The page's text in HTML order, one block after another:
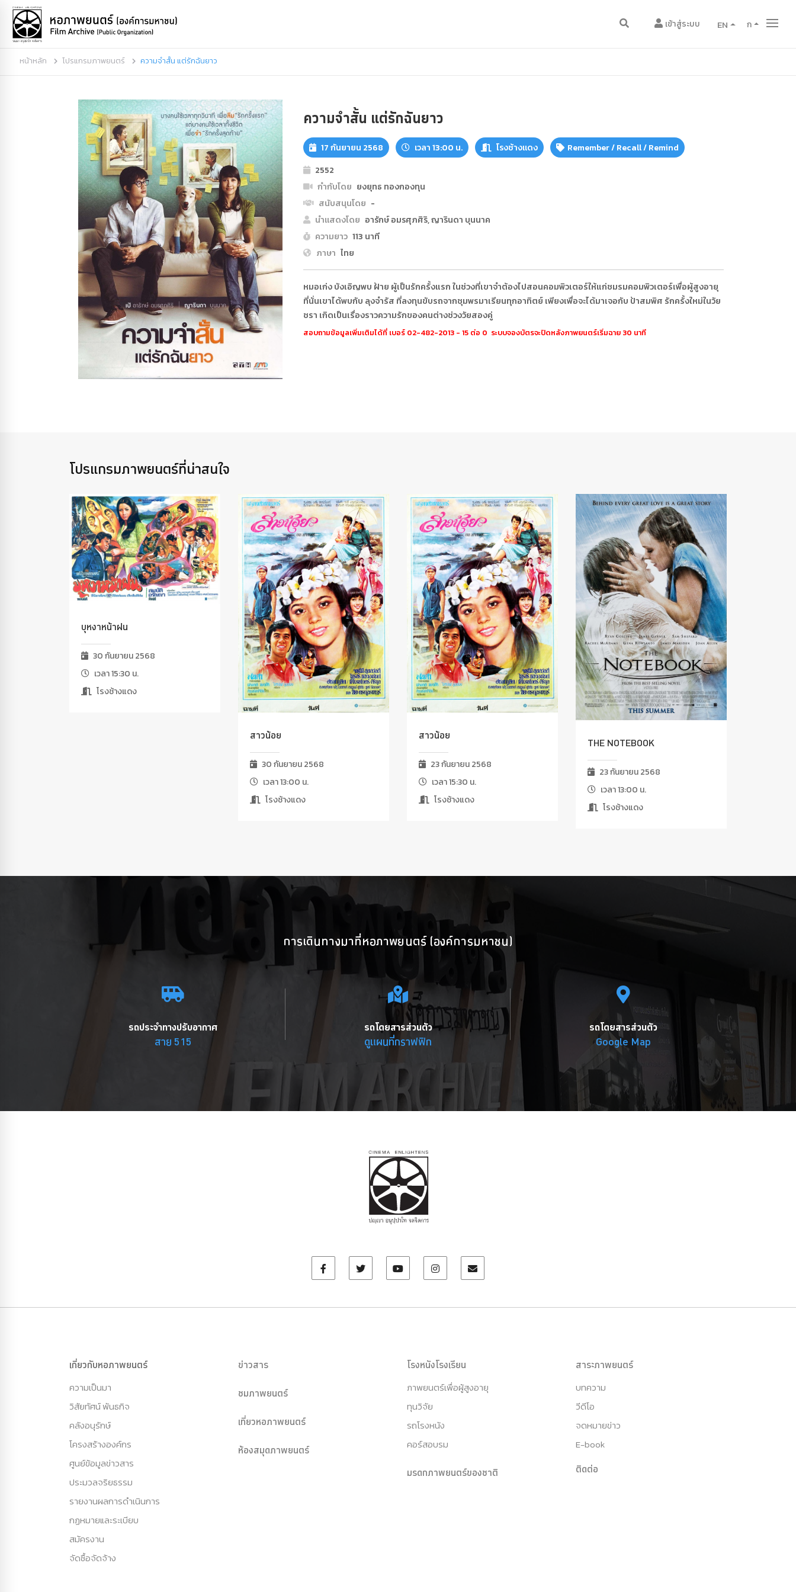
เข้าสู่ระบบ EN ก
หน้าหลัก โปรแกรมภาพยนตร์ ความจำสั้น แต่รักฉันยาว
ความจำสั้น แต่รักฉันยาว
17 กันยายน 2568 เวลา 13:00 น. โรงช้างแดง
Remember / Recall / Remind
2552
กำกับโดย ยงยุทธ ทองกองทุน
สนับสนุนโดย -
นำแสดงโดย อารักษ์ อมรศุภศิริ, ญารินดา บุนนาค
ความยาว 113 นาที
ภาษา ไทย
หมอเก่ง บังเอิญพบ ฝ้าย ผู้เป็นรักครั้งแรก ในช่วงที่เขาจำต้องไปสอนคอมพิวเตอร์ให้แก่ชมรมคอมพิวเตอร์เพื่อผู้สูงอายุ
ที่นั่นเขาได้พบกับ ลุงจำรัส ที่ลงทุนขับรถจากชุมพรมาเรียนทุกอาทิตย์ เพียงเพื่อจะได้มาเจอกับ ป้าสมพิศ รักครั้งใหม่ในวัย
ชรา เกิดเป็นเรื่องราวความรักของคนต่างช่วงวัยสองคู่
สอบถามข้อมูลเพิ่มเติมได้ที่ เบอร์ 02-482-2013 - 15 ต่อ 0 ระบบจองบัตรจะปิดหลังภาพยนตร์เริ่มฉาย 30 นาที
โปรแกรมภาพยนตร์ที่น่าสนใจ
บุหงาหน้าฝน
30 กันยายน 2568
เวลา 15:30 น.
โรงช้างแดง
สาวน้อย
30 กันยายน 2568
เวลา 13:00 น.
โรงช้างแดง
สาวน้อย
23 กันยายน 2568
เวลา 15:30 น.
โรงช้างแดง
THE NOTEBOOK
23 กันยายน 2568
เวลา 13:00 น.
โรงช้างแดง
การเดินทางมาที่หอภาพยนตร์ (องค์การมหาชน)
รถประจำทางปรับอากาศ
สาย 515
รถโดยสารส่วนตัว
ดูแผนที่กราฟฟิก
รถโดยสารส่วนตัว
Google Map
เกี่ยวกับหอภาพยนตร์
ความเป็นมา
วิสัยทัศน์ พันธกิจ
คลังอนุรักษ์
โครงสร้างองค์กร
ศูนย์ข้อมูลข่าวสาร
ประมวลจริยธรรม
รายงานผลการดำเนินการ
กฏหมายและระเบียบ
สมัครงาน
จัดซื้อจัดจ้าง
ข่าวสาร
ชมภาพยนตร์
เที่ยวหอภาพยนตร์
ห้องสมุดภาพยนตร์
โรงหนังโรงเรียน
ภาพยนตร์เพื่อผู้สูงอายุ
ทุนวิจัย
รถโรงหนัง
คอร์สอบรม
มรดกภาพยนตร์ของชาติ
สาระภาพยนตร์
บทความ
วีดีโอ
จดหมายข่าว
E-book
ติดต่อ